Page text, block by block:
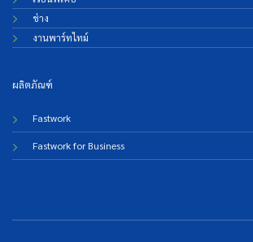
ช่าง
งานพาร์ทไทม์
ผลิตภัณฑ์
Fastwork
Fastwork for Business